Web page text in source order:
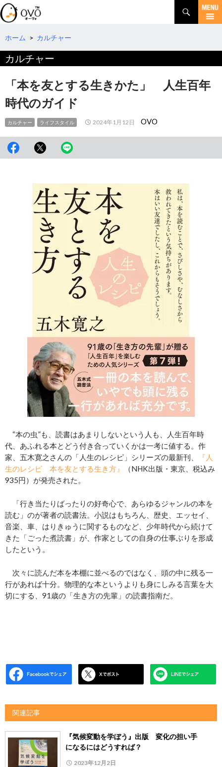
検
索
コ
テ
ツ
へ
ホーム > カルチャー
カルチャー
「本を友とする生きかた」 人生百年
時代のガイド
カルチャー ライフスタイル 2024年1月12日 OVO
“本の虫”も、読書はあまりしないという人も、人生百年時
代、あふれる本とどう付き合っていくかは一考に値する。作
家、五木寛之さんの「人生のレシピ」シリーズの最新刊、
『人
生のレシピ 本を友とする生き方』
（NHK出版・東京、税込み
935円）が発売された。
「行き当たりばったりの好奇心で、あらゆるジャンルの本を
読む」のが著者の読書法。小説はもちろん、歴史、エッセイ、
音楽、車、はりきゅうに関するものなど、少年時代から続けて
きた「ごった煮読書」が、作家としての自身の仕事ぶりを形成
したという。
次々に読んだ本を本棚に並べるのではなく、頭の中に残る一
行があれば十分。物理的な本というよりも身にしみる言葉を大
切にする、91歳の「生き方の先輩」の読書指南だ。
関連記事
『気候変動を学ぼう』出版 変化の担い手
になるにはどうすれば？
2023年12月2日